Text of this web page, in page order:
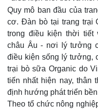
Quy mô ban đầu của
cơ. Đàn bò tại trang trại
trong điều kiện thời
châu Âu - nơi lý tưởng
điều kiện sống lý tưởng,
trại bò sữa Organic do
tiến nhất hiện nay, thân
định hướng phát triển
Theo tổ chức nông